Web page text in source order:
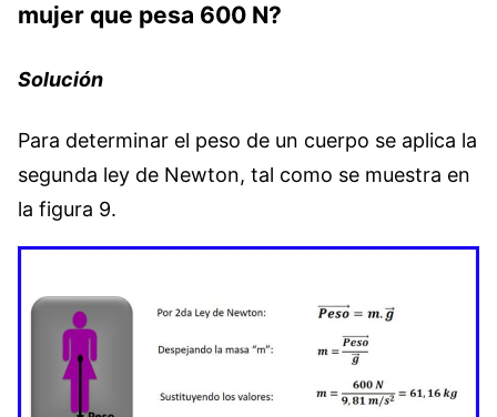
mujer que pesa 600 N?
Solución
Para determinar el peso de un cuerpo se aplica la
segunda ley de Newton, tal como se muestra en
la figura 9.